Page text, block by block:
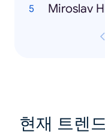
Miroslav
현재 트렌